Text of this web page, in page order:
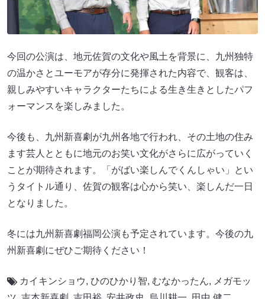
今回の公演は、地元佐賀の文化や風土を背景に、九州独特
の温かさとユーモアが存分に発揮された内容で、観客は、
親しみやすいキャラクターたちによる生き生きとしたパフ
ォーマンスを楽しみました。
今後も、九州新喜劇が九州各地で行われ、その土地の住み
ます芸人とともに地元のお笑い文化がさらに広がっていく
ことが期待されます。「がばい楽しんでくんしゃい」とい
うタイトル通り、佐賀の観客は心から笑い、楽しんだ一日
となりました。
冬には九州新喜劇福岡公演も予定されています。今後の九
州新喜劇にぜひご期待ください！
カイキンショウ, ひのひかり智, むなかったん, メガモッ